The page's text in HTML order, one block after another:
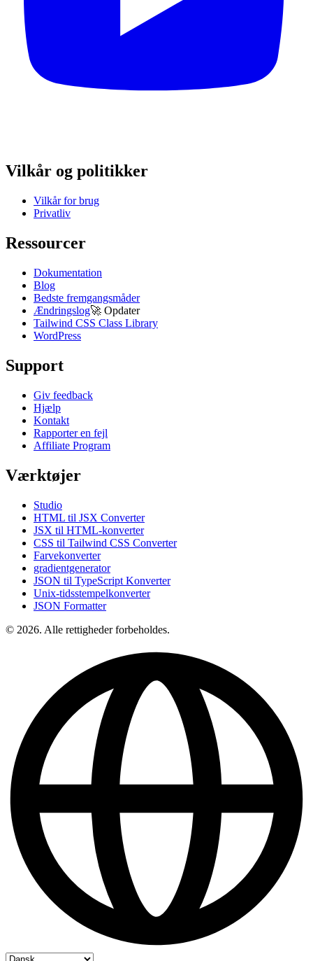
Vilkår og politikker
Vilkår for brug
Privatliv
Ressourcer
Dokumentation
Blog
Bedste fremgangsmåder
Ændringslog🚀 Opdater
Tailwind CSS Class Library
WordPress
Support
Giv feedback
Hjælp
Kontakt
Rapporter en fejl
Affiliate Program
Værktøjer
Studio
HTML til JSX Converter
JSX til HTML-konverter
CSS til Tailwind CSS Converter
Farvekonverter
gradientgenerator
JSON til TypeScript Konverter
Unix-tidsstempelkonverter
JSON Formatter
© 2026. Alle rettigheder forbeholdes.